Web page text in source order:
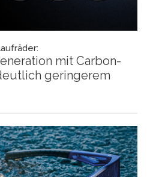
mit Carbon-
geringerem